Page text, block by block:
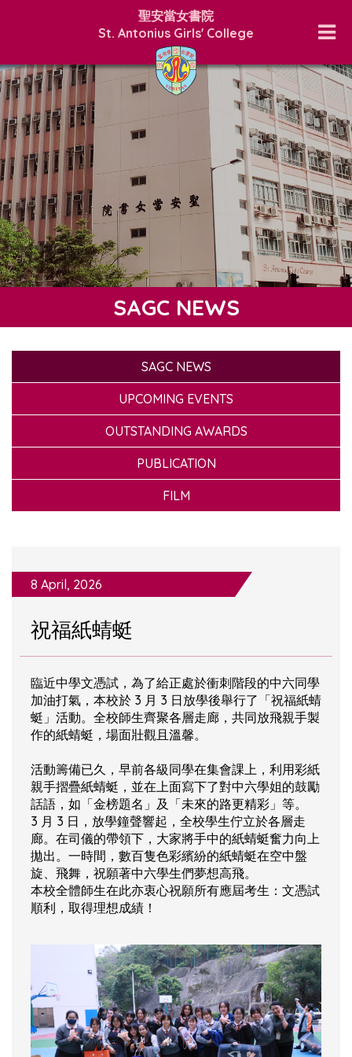
聖安當女書院
St. Antonius Girls' College
SAGC NEWS
SAGC NEWS
UPCOMING EVENTS
OUTSTANDING AWARDS
PUBLICATION
FILM
8 April, 2026
祝福紙蜻蜓
臨近中學文憑試，為了給正處於衝刺階段的中六同學
加油打氣，本校於 3 月 3 日放學後舉行了「祝福紙蜻
蜓」活動。全校師生齊聚各層走廊，共同放飛親手製
作的紙蜻蜓，場面壯觀且溫馨。
活動籌備已久，早前各級同學在集會課上，利用彩紙
親手摺疊紙蜻蜓，並在上面寫下了對中六學姐的鼓勵
話語，如「金榜題名」及「未來的路更精彩」等。
3 月 3 日，放學鐘聲響起，全校學生佇立於各層走
廊。在司儀的帶領下，大家將手中的紙蜻蜓奮力向上
拋出。一時間，數百隻色彩繽紛的紙蜻蜓在空中盤
旋、飛舞，祝願著中六學生們夢想高飛。
本校全體師生在此亦衷心祝願所有應屆考生：文憑試
順利，取得理想成績！